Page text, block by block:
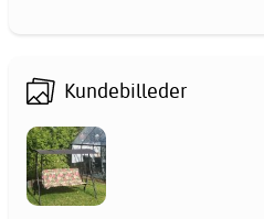
Kundebilleder